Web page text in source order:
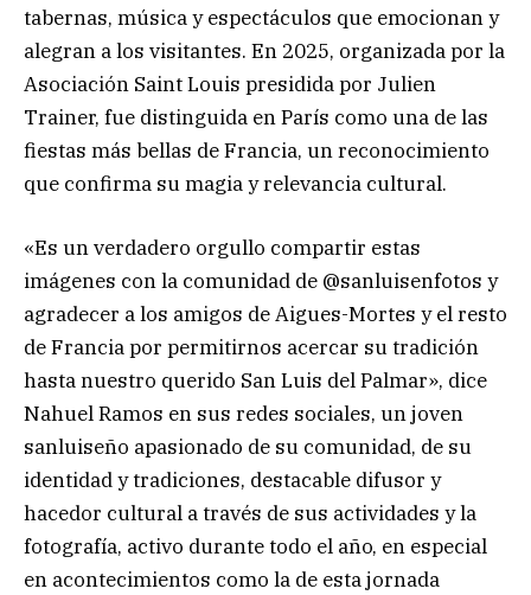
tabernas, música y espectáculos que emocionan y
alegran a los visitantes. En 2025, organizada por la
Asociación Saint Louis presidida por Julien
Trainer, fue distinguida en París como una de las
fiestas más bellas de Francia, un reconocimiento
que confirma su magia y relevancia cultural.
«Es un verdadero orgullo compartir estas
imágenes con la comunidad de @sanluisenfotos y
agradecer a los amigos de Aigues-Mortes y el resto
de Francia por permitirnos acercar su tradición
hasta nuestro querido San Luis del Palmar», dice
Nahuel Ramos en sus redes sociales, un joven
sanluiseño apasionado de su comunidad, de su
identidad y tradiciones, destacable difusor y
hacedor cultural a través de sus actividades y la
fotografía, activo durante todo el año, en especial
en acontecimientos como la de esta jornada